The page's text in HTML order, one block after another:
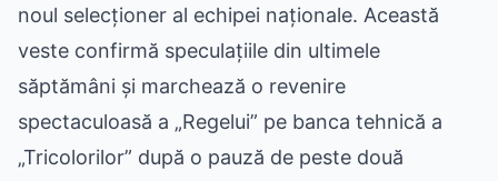
noul selecționer al echipei naționale. Această
veste confirmă speculațiile din ultimele
săptămâni și marchează o revenire
spectaculoasă a „Regelui” pe banca tehnică a
„Tricolorilor” după o pauză de peste două